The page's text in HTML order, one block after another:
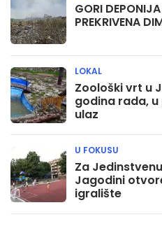
GORI
PREKRIVENA
Zoološki vrt u
godina rada,
ulaz
LOKAL
Za
Jagodini
igralište
U FOKUSU